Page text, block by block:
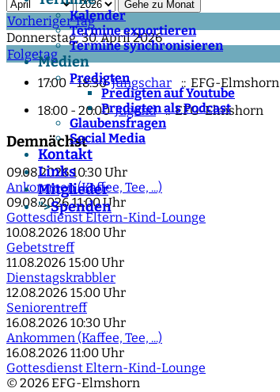
Kalender
Termine exportieren
Termine synchronisieren
Medien
Predigten
Predigten auf Youtube
Predigten als Podcast
Glaubensfragen
Social Media
Kontakt
Links
Mitglieder
">Spenden
Gehe zu Monat
Vorheriger Tag
Donnerstag, 30. April 2026
Folgetag
17:00 - 18:30Jungschar
:: EFG-Elmshorn
18:00 - 20:00Jugend :: EFG-Elmshorn
Demnächst
09.08.2026 10:30 Uhr
Ankommen (Kaffee, Tee, ...)
09.08.2026 11:00 Uhr
Gottesdienst Eltern-Kind-Lounge
10.08.2026 18:00 Uhr
Gebetstreff
11.08.2026 15:00 Uhr
Dienstagskrabbler
12.08.2026 15:00 Uhr
Seniorentreff
16.08.2026 10:30 Uhr
Ankommen (Kaffee, Tee, ...)
16.08.2026 11:00 Uhr
Gottesdienst Eltern-Kind-Lounge
© 2026 EFG-Elmshorn